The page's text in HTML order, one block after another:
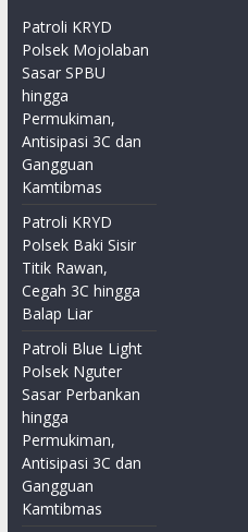
Patroli KRYD
Polsek Mojolaban
Sasar SPBU
hingga
Permukiman,
Antisipasi 3C dan
Gangguan
Kamtibmas
Patroli KRYD
Polsek Baki Sisir
Titik Rawan,
Cegah 3C hingga
Balap Liar
Patroli Blue Light
Polsek Nguter
Sasar Perbankan
hingga
Permukiman,
Antisipasi 3C dan
Gangguan
Kamtibmas